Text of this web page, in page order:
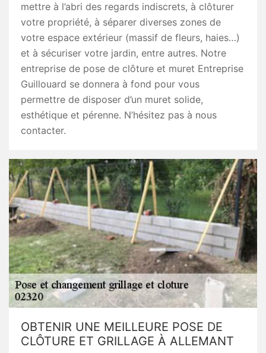
mettre à l’abri des regards indiscrets, à clôturer
votre propriété, à séparer diverses zones de
votre espace extérieur (massif de fleurs, haies…)
et à sécuriser votre jardin, entre autres. Notre
entreprise de pose de clôture et muret Entreprise
Guillouard se donnera à fond pour vous
permettre de disposer d’un muret solide,
esthétique et pérenne. N’hésitez pas à nous
contacter.
OBTENIR UNE MEILLEURE POSE DE
CLÔTURE ET GRILLAGE À ALLEMANT